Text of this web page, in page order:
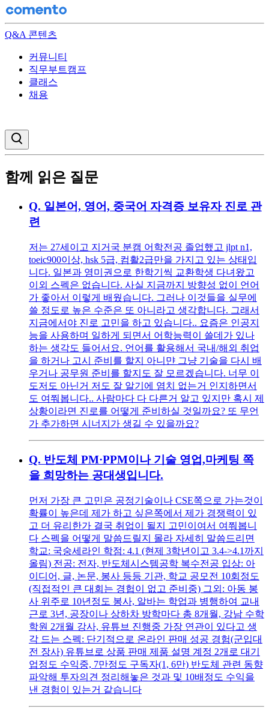
Q&A 콘텐츠
커뮤니티
직무부트캠프
클래스
채용
함께 읽은 질문
Q. 일본어, 영어, 중국어 자격증 보유자 진로 관
련
저는 27세이고 지거국 분캠 어학전공 졸업했고 jlpt n1,
toeic900이상, hsk 5급, 컴활2급만을 가지고 있는 상태입
니다. 일본과 영미권으로 한학기씩 교환학생 다녀왔고
이외 스펙은 없습니다. 사실 지금까지 방향성 없이 언어
가 좋아서 이렇게 배웠습니다. 그러나 이것들을 실무에
쓸 정도로 높은 수준은 또 아니라고 생각합니다. 그래서
지금에서야 진로 고민을 하고 있습니다.. 요즘은 인공지
능을 사용하며 일하게 되면서 어학능력이 쓸데가 있나
하는 생각도 들어서요. 언어를 활용해서 국내/해외 취업
을 하거나 고시 준비를 할지 아니먄 그냥 기술을 다시 배
우거나 공무원 준비를 할지도 잘 모르겠습니다. 너무 이
도저도 아닌거 저도 잘 알기에 염치 없는거 인지하면서
도 여쭤봅니다.. 사람마다 다 다른거 알고 있지만 혹시 제
상황이라면 진로를 어떻게 준비하실 것일까요? 또 무언
가 추가하면 시너지가 생길 수 있을까요?
Q. 반도체 PM·PPM이나 기술 영업,마케팅 쪽
을 희망하는 공대생입니다.
먼저 가장 큰 고민은 공정기술이나 CSE쪽으로 가는것이
확률이 높은데 제가 하고 싶은쪽에서 제가 경쟁력이 있
고 더 유리한가 결국 취업이 될지 고민이여서 여쭤봅니
다 스펙을 어떻게 말씀드릴지 몰라 자세히 말씀드리면
학교: 국숭세라인 학점: 4.1 (현제 3학년이고 3.4->4.1까지
올림) 전공: 전자, 반도체시스템공학 복수전공 입상: 아
이디어, 글, 논문, 봉사 등등 기관, 학교 공모전 10회정도
(직접적인 큰 대회는 경헙이 없고 준비중) 그외: 아동 봉
사 위주로 10년정도 봉사, 알바는 학업과 병행하여 교내
근로 3년, 공장이나 상하차 방학마다 총 8개월, 강남 수학
학원 2개월 강사, 유튜브 진행중 가장 연관이 있다고 생
각 드는 스펙: 단기적으로 온라인 판매 성공 경험(군입대
전 장사) 유튜브로 상품 판매 제품 설명 계정 2개로 대기
업정도 수익중, 7만정도 구독자(1, 6만) 반도체 관련 동향
파악해 투자의견 정리해놓은 것과 및 10배정도 수익을
낸 경험이 있는거 같습니다